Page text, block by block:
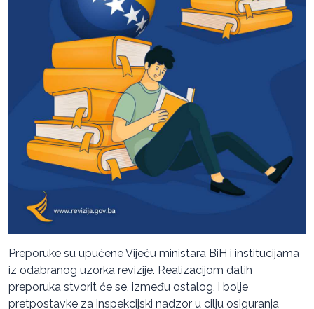
Preporuke su upućene Vijeću ministara BiH i institucijama
iz odabranog uzorka revizije. Realizacijom datih
preporuka stvorit će se, između ostalog, i bolje
pretpostavke za inspekcijski nadzor u cilju osiguranja